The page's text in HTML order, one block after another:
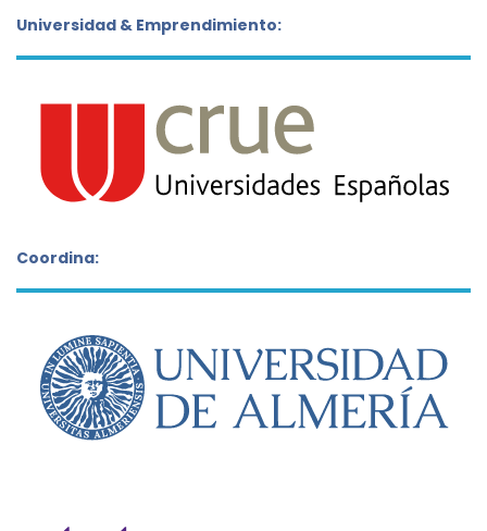
Universidad & Emprendimiento:
Coordina: